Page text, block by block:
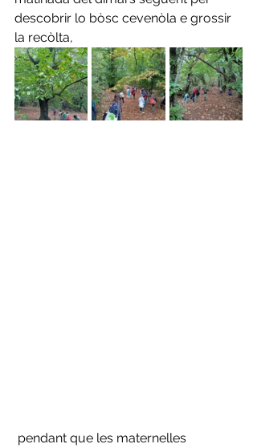
descobrir lo bòsc cevenòla e grossir
la recòlta,